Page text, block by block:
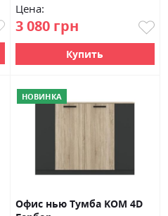
Цена:
3 080 грн
Купить
НОВИНКА
Офис нью Тумба KOM 4D